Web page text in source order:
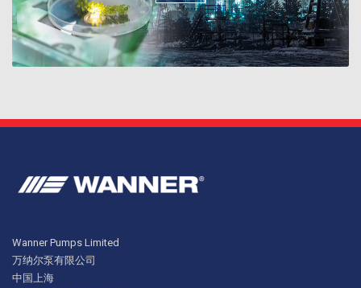
Wanner Pumps Limited
万纳尔泵有限公司
中国上海